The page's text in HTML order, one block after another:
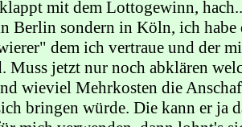
mit dem Lottogewinn,
Berlin sondern in Köln, ich habe
dem ich vertraue und der
Muss jetzt nur noch abklären
wieviel Mehrkosten die
bringen würde. Die kann er ja